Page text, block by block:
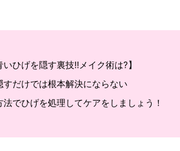
ひげを隠す裏技!!メイク術は?】
すだけでは根本解決にならない
法でひげを処理してケアをしましょう！